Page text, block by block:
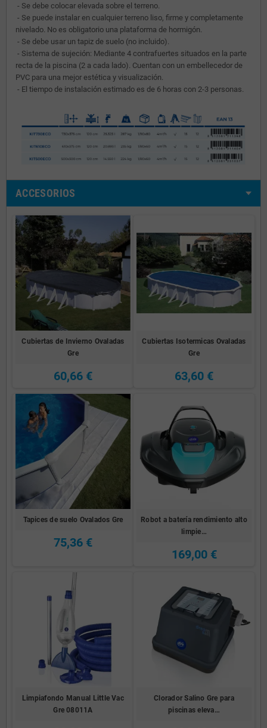
- Se debe colocar elevada sobre el terreno.
- Se puede instalar en cualquier terreno liso, firme y completamente
nivelado. No es obligatorio una plataforma de hormigón.
- Se debe usar un tapiz de suelo (no incluido).
- Sistema de sujeción: Mediante 4 contrafuertes situados en la parte
recta de la piscina (2 a cada lado). Cuentan con un embellecedor de
PVC para una mejor estética y visualización.
- El tiempo de instalación estimado es de 6 horas con 2-3 personas.
ACCESORIOS
Cubiertas de Invierno Ovaladas
Gre
60,66 €
Cubiertas Isotermicas Ovaladas
Gre
63,60 €
Tapices de suelo Ovalados Gre
75,36 €
Robot a batería rendimiento alto
limpie…
169,00 €
Limpiafondo Manual Little Vac
Gre 08011A
Clorador Salino Gre para
piscinas eleva…